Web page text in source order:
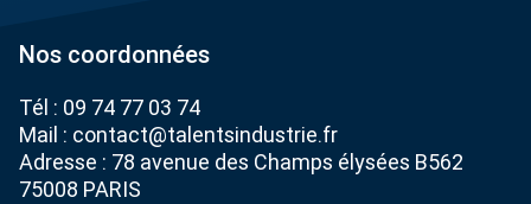
Nos coordonnées
Tél : 09 74 77 03 74
Mail : contact@talentsindustrie.fr
Adresse : 78 avenue des Champs élysées B562
75008 PARIS